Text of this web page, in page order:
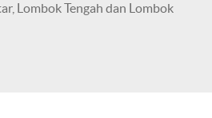
Lombok Tengah dan Lombok